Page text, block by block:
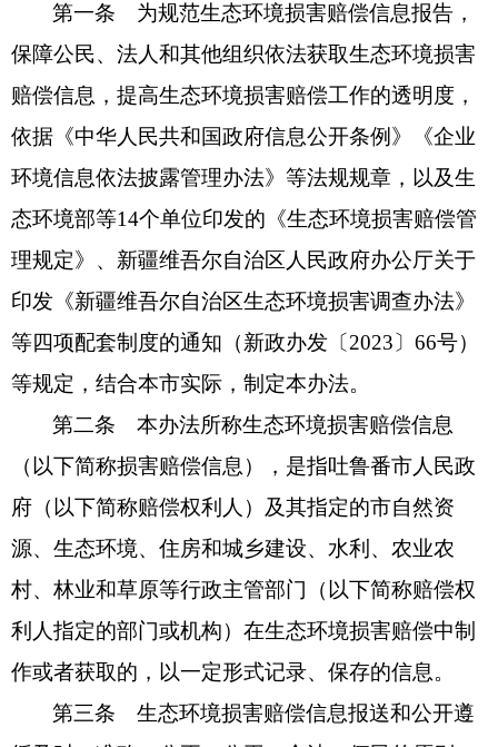
第一条 为规范生态环境损害赔偿信息报告，
保障公民、法人和其他组织依法获取生态环境损害
赔偿信息，提高生态环境损害赔偿工作的透明度，
依据《中华人民共和国政府信息公开条例》《企业
环境信息依法披露管理办法》等法规规章，以及生
态环境部等14个单位印发的《生态环境损害赔偿管
理规定》、新疆维吾尔自治区人民政府办公厅关于
印发《新疆维吾尔自治区生态环境损害调查办法》
等四项配套制度的通知（新政办发〔2023〕66号）
等规定，结合本市实际，制定本办法。
第二条 本办法所称生态环境损害赔偿信息
（以下简称损害赔偿信息），是指吐鲁番市人民政
府（以下简称赔偿权利人）及其指定的市自然资
源、生态环境、住房和城乡建设、水利、农业农
村、林业和草原等行政主管部门（以下简称赔偿权
利人指定的部门或机构）在生态环境损害赔偿中制
作或者获取的，以一定形式记录、保存的信息。
第三条 生态环境损害赔偿信息报送和公开遵